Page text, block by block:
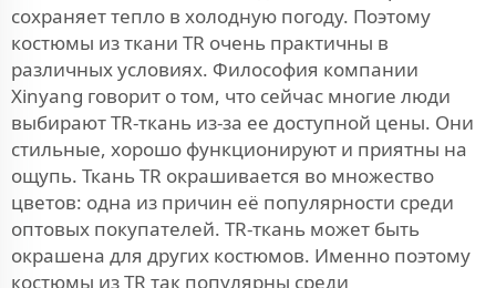
сохраняет тепло в холодную погоду. Поэтому
костюмы из ткани TR очень практичны в
различных условиях. Философия компании
Xinyang говорит о том, что сейчас многие люди
выбирают TR-ткань из-за ее доступной цены. Они
стильные, хорошо функционируют и приятны на
ощупь. Ткань TR окрашивается во множество
цветов: одна из причин её популярности среди
оптовых покупателей. TR-ткань может быть
окрашена для других костюмов. Именно поэтому
костюмы из TR так популярны среди